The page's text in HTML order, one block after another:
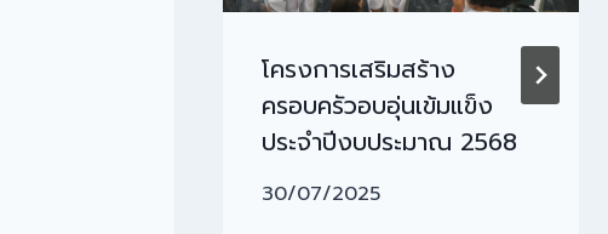
โครงการเสริมสร้าง
ครอบครัวอบอุ่นเข้มแข็ง
ประจำปีงบประมาณ 2568
30/07/2025